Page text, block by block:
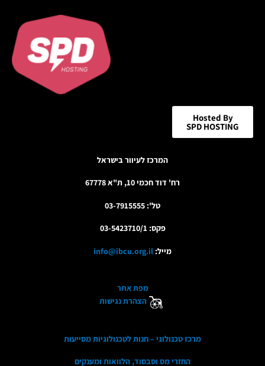
Hosted By
SPD HOSTING
המרכז לעיוור בישראל
רח' דוד חכמי 10, ת"א 67778
טל': 03-7915555
פקס: 03-5423710/1
מייל: info@ibcu.org.il
מפת אתר
הצהרת נגישות
מרכז טכנולוגי – חנות לטכנולוגיות מסייעות
החזרי מס וסבסוד, הלוואות ומענקים